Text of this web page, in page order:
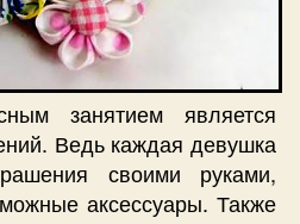
занятием является
Ведь каждая девушка
своими руками,
аксессуары. Также